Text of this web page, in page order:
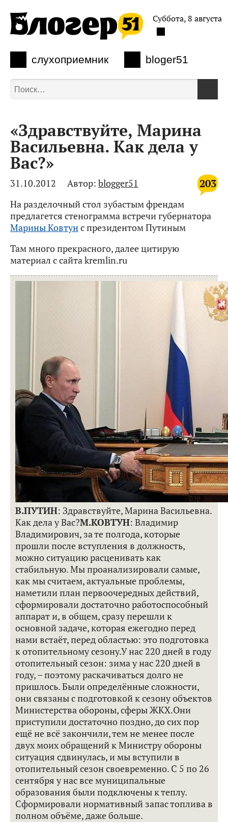
слухоприемник bloger51
Суббота, 8 августа
«Здравствуйте, Марина
Васильевна. Как дела у
Вас?»
203
31.10.2012 Автор: blogger51
На разделочный стол зубастым френдам
предлагется стенограмма встречи губернатора
Марины Ковтунс президентом Путиным
Там много прекрасного, далее цитирую
материал с сайта kremlin.ru
В.ПУТИН: Здравствуйте, Марина Васильевна.
Как дела у Вас?М.КОВТУН: Владимир
Владимирович, за те полгода, которые
прошли после вступления в должность,
можно ситуацию расценивать как
стабильную. Мы проанализировали самые,
как мы считаем, актуальные проблемы,
наметили план первоочередных действий,
сформировали достаточно работоспособный
аппарат и, в общем, сразу перешли к
основной задаче, которая ежегодно перед
нами встаёт, перед областью: это подготовка
к отопительному сезону.У нас 220 дней в году
отопительный сезон: зима у нас 220 дней в
году, – поэтому раскачиваться долго не
пришлось. Были определённые сложности,
они связаны с подготовкой к сезону объектов
Министерства обороны, сферы ЖКХ.Они
приступили достаточно поздно, до сих пор
ещё не всё закончили, тем не менее после
двух моих обращений к Министру обороны
ситуация сдвинулась, и мы вступили в
отопительный сезон своевременно. С 5 по 26
сентября у нас все муниципальные
образования были подключены к теплу.
Сформировали нормативный запас топлива в
полном объёме, даже больше.